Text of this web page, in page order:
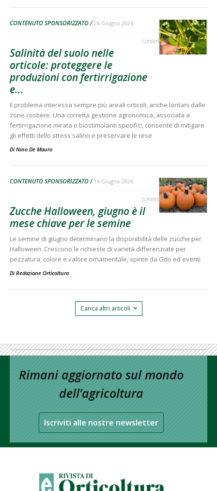
CONTENUTO SPONSORIZZATO 26 Giugno 2026
contenuto sponsorizzato
Salinità del suolo nelle
orticole: proteggere le
produzioni con fertirrigazione
e...
Il problema interessa sempre più areali orticoli, anche lontani dalle
zone costiere. Una corretta gestione agronomica, associata a
fertirrigazione mirata e biostimolanti specifici, consente di mitigare
gli effetti dello stress salino e preservare le rese
Di Nino De Mauro
CONTENUTO SPONSORIZZATO 16 Giugno 2026
contenuto sponsorizzato
Zucche Halloween, giugno è il
mese chiave per le semine
Le semine di giugno determinano la disponibilità delle zucche per
Halloween. Crescono le richieste di varietà differenziate per
pezzatura, colore e valore ornamentale, spinte da Gdo ed eventi
Di Redazione Orticoltura -
Carica altri articoli
Rimani aggiornato sul mondo
dell’agricoltura
Iscriviti alle nostre newsletter